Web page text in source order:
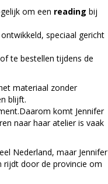
om een reading bij
ontwikkeld, speciaal gericht
te bestellen tijdens de
materiaal zonder
blijft.
komt Jennifer
naar haar atelier is vaak
Nederland, maar Jennifer
rijdt door de provincie om